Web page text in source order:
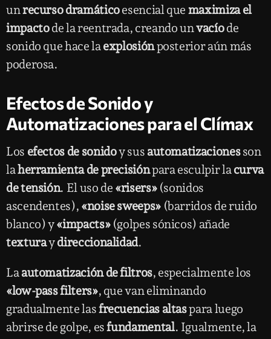
unrecurso dramáticoesencial que maximiza el
impactode la reentrada, creando unvacíode
sonido que hace laexplosiónposterior aún más
poderosa.
Efectos de Sonido y
Automatizaciones para el Clímax
Los efectos de sonidoy sus automatizacionesson
laherramienta de precisiónpara esculpir lacurva
de tensión. El uso de «risers»(sonidos
ascendentes), «noise sweeps»(barridos de ruido
blanco) y«impacts»(golpes sónicos) añade
texturaydireccionalidad.
Laautomatización de filtros, especialmente los
«low-pass filters», que van eliminando
gradualmente lasfrecuencias altaspara luego
abrirse de golpe, esfundamental. Igualmente, la